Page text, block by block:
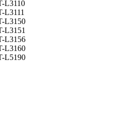
L3110
L3111
L3150
L3151
L3156
L3160
L5190